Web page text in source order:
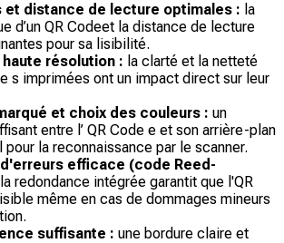
et distance de lecture optimales : la
d’un QR Codeet la distance de lecture
pour sa lisibilité.
résolution : la clarté et la netteté
s imprimées ont un impact direct sur leur
et choix des couleurs : un
entre l’ QR Code e et son arrière-plan
la reconnaissance par le scanner.
efficace (code Reed-
la redondance intégrée garantit que l'QR
même en cas de dommages mineurs
suffisante : une bordure claire et